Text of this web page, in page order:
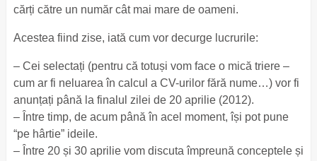
cărți către un număr cât mai mare de oameni.
Acestea fiind zise, iată cum vor decurge lucrurile:
– Cei selectați (pentru că totuși vom face o mică triere –
cum ar fi neluarea în calcul a CV-urilor fără nume…) vor fi
anunțați până la finalul zilei de 20 aprilie (2012).
– Între timp, de acum până în acel moment, își pot pune
“pe hârtie” ideile.
– Între 20 și 30 aprilie vom discuta împreună conceptele și